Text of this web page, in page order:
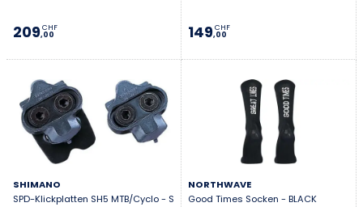
209,00
CHF 149,00
CHF
SHIMANO
SPD-Klickplatten SH5 MTB/Cyclo - S
NORTHWAVE
Good Times Socken - BLACK